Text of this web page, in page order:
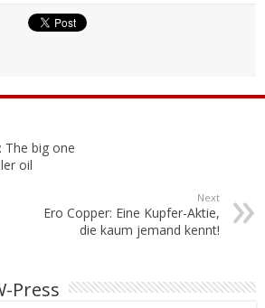
The big one
oil
Next
Ero Copper: Eine Kupfer-Aktie,
die kaum jemand kennt!
Press